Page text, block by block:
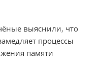
выяснили, что
процессы
памяти